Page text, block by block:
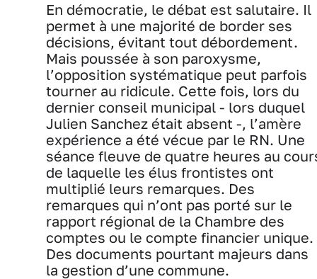
En démocratie, le débat est salutaire. Il
permet à une majorité de border ses
décisions, évitant tout débordement.
Mais poussée à son paroxysme,
l’opposition systématique peut parfois
tourner au ridicule. Cette fois, lors du
dernier conseil municipal - lors duquel
Julien Sanchez était absent -, l’amère
expérience a été vécue par le RN. Une
séance fleuve de quatre heures au
de laquelle les élus frontistes ont
multiplié leurs remarques. Des
remarques qui n’ont pas porté sur le
rapport régional de la Chambre des
comptes ou le compte financier unique.
Des documents pourtant majeurs dans
la gestion d’une commune.